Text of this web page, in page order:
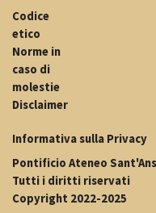
Codice
etico
Norme in
caso di
molestie
Disclaimer
Informativa sulla Privacy
Pontificio Ateneo
Tutti i diritti riservati
Copyright 2022-2025